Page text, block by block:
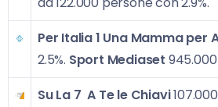
Per Italia 1 Una Mamma per
2.5%. Sport Mediaset
Su La 7 A Te le Chiavi